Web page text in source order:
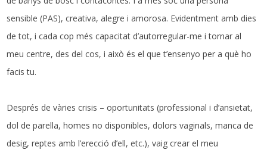
sensible (PAS), creativa, alegre i amorosa. Evidentment amb dies
de tot, i cada cop més capacitat d’autorregular-me i tornar al
meu centre, des del cos, i això és el que t’ensenyo per a què ho
facis tu.
Després de vàries crisis – oportunitats (professional i d’ansietat,
dol de parella, homes no disponibles, dolors vaginals, manca de
desig, reptes amb l’erecció d’ell, etc.), vaig crear el meu